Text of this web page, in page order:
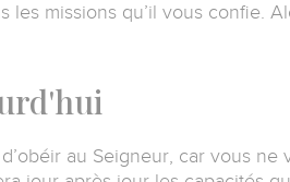
les missions qu’il vous confie.
au Seigneur, car vous ne